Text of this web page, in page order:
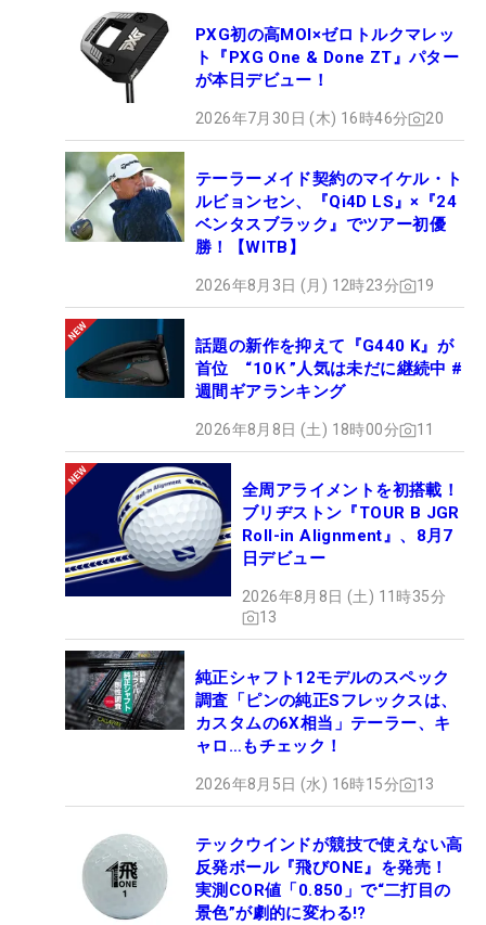
PXG初の高MOI×ゼロトルクマレッ
ト『PXG One & Done ZT』パター
が本日デビュー！
2026年7月30日 (木) 16時46分 20
テーラーメイド契約のマイケル・ト
ルビョンセン、『Qi4D LS』×『24
ベンタスブラック』でツアー初優
勝！【WITB】
2026年8月3日 (月) 12時23分 19
話題の新作を抑えて『G440 K』が
首位 “10Ｋ”人気は未だに継続中 #
週間ギアランキング
2026年8月8日 (土) 18時00分 11
全周アライメントを初搭載！
ブリヂストン『TOUR B JGR
Roll-in Alignment』、8月7
日デビュー
2026年8月8日 (土) 11時35分
13
純正シャフト12モデルのスペック
調査「ピンの純正Sフレックスは、
カスタムの6X相当」テーラー、キ
ャロ…もチェック！
2026年8月5日 (水) 16時15分 13
テックウインドが競技で使えない高
反発ボール『飛びONE』を発売！
実測COR値「0.850」で“二打目の
景色”が劇的に変わる!?